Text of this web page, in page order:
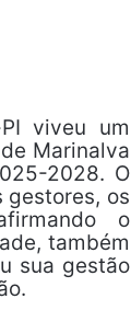
viveu um
Marinalva
2028. O
gestores, os
o
também
sua gestão